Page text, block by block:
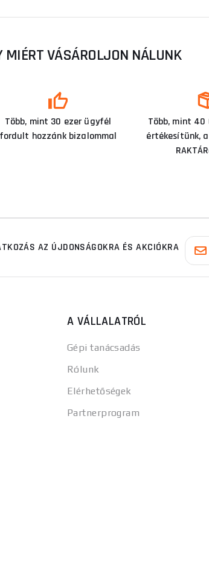
MIÉRT VÁSÁROLJON NÁLUNK
Több, mint 30 ezer ügyfél
fordult hozzánk bizalommal
Több, mint
értékesítünk,
AZ ÚJDONSÁGOKRA ÉS AKCIÓKRA
A VÁLLALATRÓL
Gépi tanácsadás
Rólunk
Elérhetőségek
Partnerprogram